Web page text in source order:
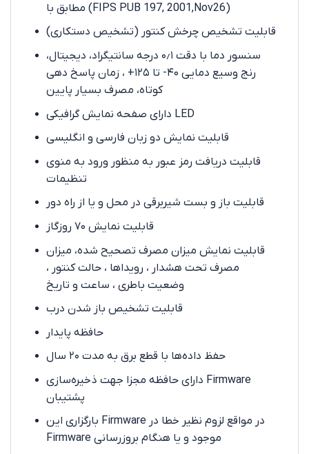
مطابق با (FIPS PUB 197, 2001,Nov26)
قابلیت تشخیص چرخش کنتور (تشخیص دستکاری)
سنسور دما با دقت ۰٫۱ درجه سانتیگراد، دیجیتال،
رنج وسیع دمایی ۴۰- تا ۱۲۵+ ، زمان پاسخ دهی
کوتاه، مصرف بسیار پایین
دارای صفحه نمایش گرافیکی LED
قابلیت نمایش دو زبان فارسی و انگلیسی
قابلیت دریافت رمز عبور به منظور ورود به منوی
تنظیمات
قابلیت باز و بست شیربرقی در محل و یا از راه دور
قابلیت نمایش ۷۰ روزگاز
قابلیت نمایش میزان مصرف تصحیح شده، میزان
مصرف تحت هشدار ، رویداها ، حالت کنتور ،
وضعیت باطری ، ساعت و تاریخ
قابلیت تشخیص باز شدن درب
حافظه پایدار
حفظ داده‌ها با قطع برق به مدت ۲۰ سال
دارای حافظه مجزا جهت ذخیره‌سازی Firmware
پشتیبان
بارگزاری این Firmware در مواقع لزوم نظیر خطا در
Firmware موجود و یا هنگام بروزرسانی